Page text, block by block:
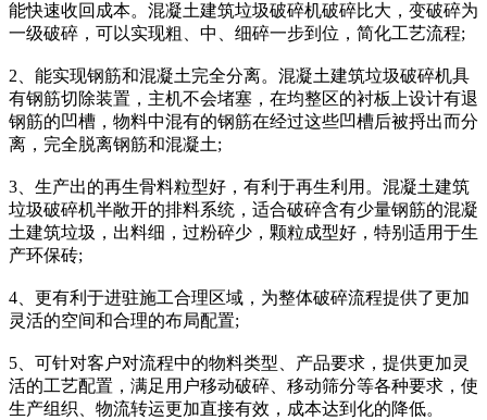
能快速收回成本。混凝土建筑垃圾破碎机破碎比大，变破碎为
一级破碎，可以实现粗、中、细碎一步到位，简化工艺流程;
2、能实现钢筋和混凝土完全分离。混凝土建筑垃圾破碎机具
有钢筋切除装置，主机不会堵塞，在均整区的衬板上设计有退
钢筋的凹槽，物料中混有的钢筋在经过这些凹槽后被捋出而分
离，完全脱离钢筋和混凝土;
3、生产出的再生骨料粒型好，有利于再生利用。混凝土建筑
垃圾破碎机半敞开的排料系统，适合破碎含有少量钢筋的混凝
土建筑垃圾，出料细，过粉碎少，颗粒成型好，特别适用于生
产环保砖;
4、更有利于进驻施工合理区域，为整体破碎流程提供了更加
灵活的空间和合理的布局配置;
5、可针对客户对流程中的物料类型、产品要求，提供更加灵
活的工艺配置，满足用户移动破碎、移动筛分等各种要求，使
生产组织、物流转运更加直接有效，成本达到化的降低。